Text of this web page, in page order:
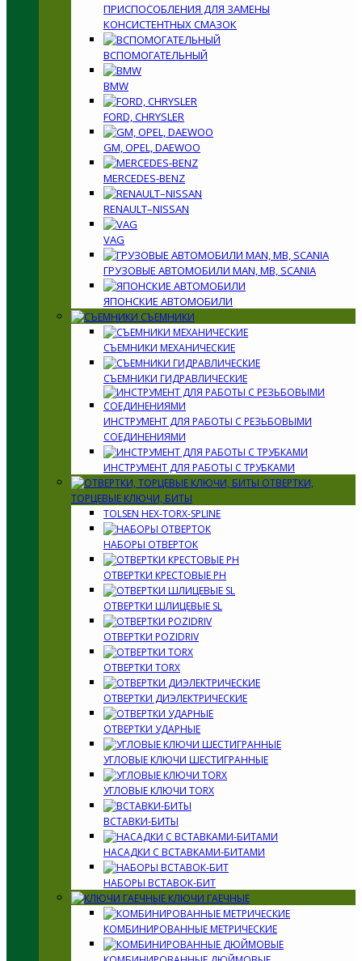
ПРИСПОСОБЛЕНИЯ ДЛЯ ЗАМЕНЫ
КОНСИСТЕНТНЫХ СМАЗОК
ВСПОМОГАТЕЛЬНЫЙ
BMW
FORD, CHRYSLER
GM, OPEL, DAEWOO
MERCEDES-BENZ
RENAULT–NISSAN
VAG
ГРУЗОВЫЕ АВТОМОБИЛИ MAN, MB, SCANIA
ЯПОНСКИЕ АВТОМОБИЛИ
СЪЕМНИКИ
СЪЕМНИКИ МЕХАНИЧЕСКИЕ
СЪЕМНИКИ ГИДРАВЛИЧЕСКИЕ
ИНСТРУМЕНТ ДЛЯ РАБОТЫ С РЕЗЬБОВЫМИ
СОЕДИНЕНИЯМИ
ИНСТРУМЕНТ ДЛЯ РАБОТЫ С ТРУБКАМИ
ОТВЕРТКИ,
ТОРЦЕВЫЕ КЛЮЧИ, БИТЫ
TOLSEN HEX-TORX-SPLINE
НАБОРЫ ОТВЕРТОК
ОТВЕРТКИ КРЕСТОВЫЕ PH
ОТВЕРТКИ ШЛИЦЕВЫЕ SL
ОТВЕРТКИ POZIDRIV
ОТВЕРТКИ TORX
ОТВЕРТКИ ДИЭЛЕКТРИЧЕСКИЕ
ОТВЕРТКИ УДАРНЫЕ
УГЛОВЫЕ КЛЮЧИ ШЕСТИГРАННЫЕ
УГЛОВЫЕ КЛЮЧИ TORX
ВСТАВКИ-БИТЫ
НАСАДКИ С ВСТАВКАМИ-БИТАМИ
НАБОРЫ ВСТАВОК-БИТ
КЛЮЧИ ГАЕЧНЫЕ
КОМБИНИРОВАННЫЕ МЕТРИЧЕСКИЕ